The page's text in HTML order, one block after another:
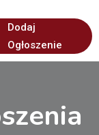
Dodaj
Ogłoszenie